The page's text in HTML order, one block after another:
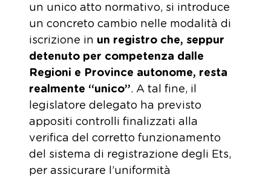
un unico atto normativo, si introduce
un concreto cambio nelle modalità di
iscrizione in un registro che, seppur
detenuto per competenza dalle
Regioni e Province autonome, resta
realmente “unico”. A tal fine, il
legislatore delegato ha previsto
appositi controlli finalizzati alla
verifica del corretto funzionamento
del sistema di registrazione degli Ets,
per assicurare l’uniformità